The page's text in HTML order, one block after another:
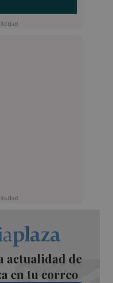
actualidad de
en tu correo